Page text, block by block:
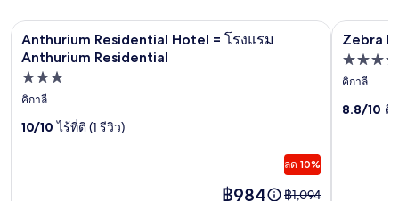
แกล
อรี
ภาพ
ของ
Anthurium Residential Hotel = โรงแรม
Anthurium Residential
ที่พัก
3.0
ดาว
คิกาลี
10/10 ไร้ที่ติ (1 รีวิว)
ลด 10%
ราคา
฿984 ราคา
฿1,094
Anthurium Residential Hotel = โรงแรม Anthuriumแกล
อรี
ภาพ
Zebra
ที่พัก
3.5
ดาว
คิกาลี
8.8/10 ดี
Zebra